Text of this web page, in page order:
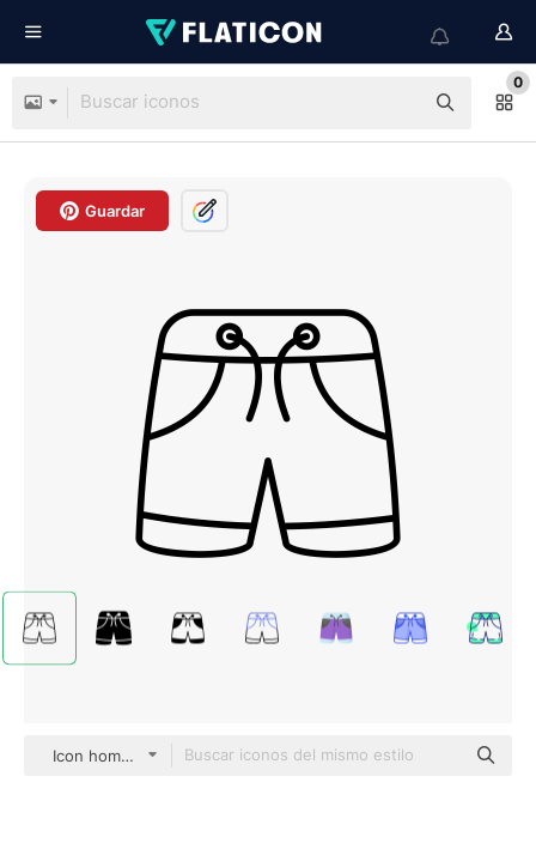
0
Guardar
Icon home black outline